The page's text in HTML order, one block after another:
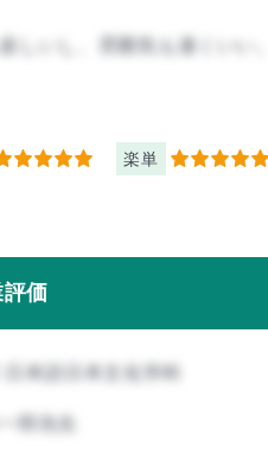
楽しいし、雰囲気も凄くいい。
楽単 5
価